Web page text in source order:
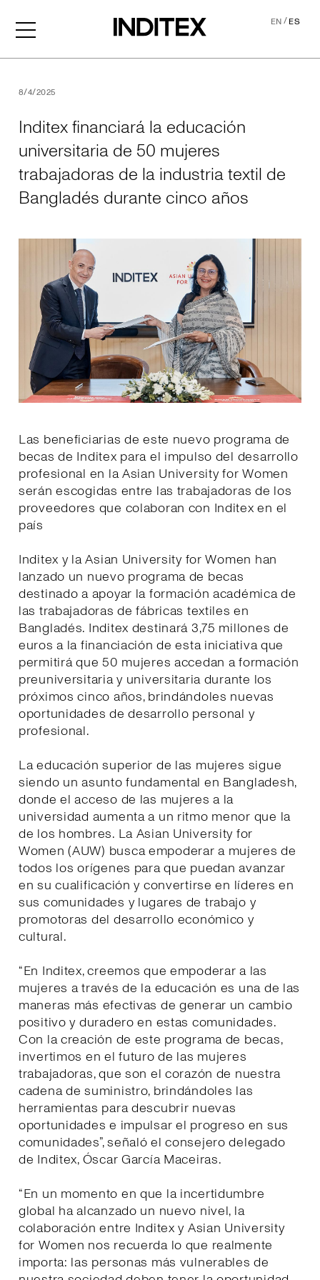
EN/ES
8/4/2025
Inditex financiará la educación
universitaria de 50 mujeres
trabajadoras de la industria textil de
Bangladés durante cinco años
Las beneficiarias de este nuevo programa de
becas de Inditex para el impulso del desarrollo
profesional en la Asian University for Women
serán escogidas entre las trabajadoras de los
proveedores que colaboran con Inditex en el
país
Inditex y la Asian University for Women han
lanzado un nuevo programa de becas
destinado a apoyar la formación académica de
las trabajadoras de fábricas textiles en
Bangladés. Inditex destinará 3,75 millones de
euros a la financiación de esta iniciativa que
permitirá que 50 mujeres accedan a formación
preuniversitaria y universitaria durante los
próximos cinco años, brindándoles nuevas
oportunidades de desarrollo personal y
profesional.
La educación superior de las mujeres sigue
siendo un asunto fundamental en Bangladesh,
donde el acceso de las mujeres a la
universidad aumenta a un ritmo menor que la
de los hombres. La Asian University for
Women (AUW) busca empoderar a mujeres de
todos los orígenes para que puedan avanzar
en su cualificación y convertirse en líderes en
sus comunidades y lugares de trabajo y
promotoras del desarrollo económico y
cultural.
“En Inditex, creemos que empoderar a las
mujeres a través de la educación es una de las
maneras más efectivas de generar un cambio
positivo y duradero en estas comunidades.
Con la creación de este programa de becas,
invertimos en el futuro de las mujeres
trabajadoras, que son el corazón de nuestra
cadena de suministro, brindándoles las
herramientas para descubrir nuevas
oportunidades e impulsar el progreso en sus
comunidades”, señaló el consejero delegado
de Inditex, Óscar García Maceiras.
“En un momento en que la incertidumbre
global ha alcanzado un nuevo nivel, la
colaboración entre Inditex y Asian University
for Women nos recuerda lo que realmente
importa: las personas más vulnerables de